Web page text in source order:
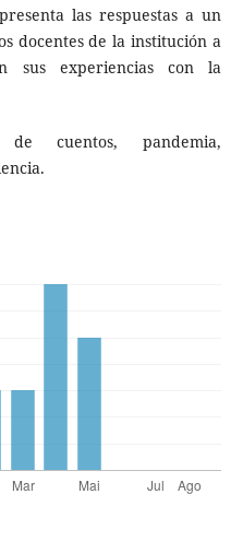
las respuestas a un
docentes de la institución a
sus experiencias con la
de cuentos, pandemia,